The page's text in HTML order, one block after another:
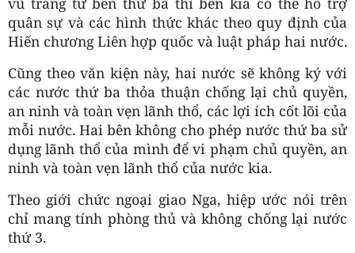
quân sự và các hình thức khác theo quy định của
Hiến chương Liên hợp quốc và luật pháp hai nước.
Cũng theo văn kiện này, hai nước sẽ không ký với
các nước thứ ba thỏa thuận chống lại chủ quyền,
an ninh và toàn vẹn lãnh thổ, các lợi ích cốt lõi của
mỗi nước. Hai bên không cho phép nước thứ ba sử
dụng lãnh thổ của mình để vi phạm chủ quyền, an
ninh và toàn vẹn lãnh thổ của nước kia.
Theo giới chức ngoại giao Nga, hiệp ước nói trên
chỉ mang tính phòng thủ và không chống lại nước
thứ 3.